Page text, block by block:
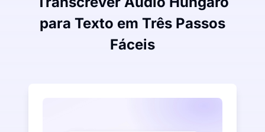
para Texto em Três Passos
Fáceis